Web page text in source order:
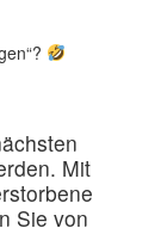
Mit
Sie von